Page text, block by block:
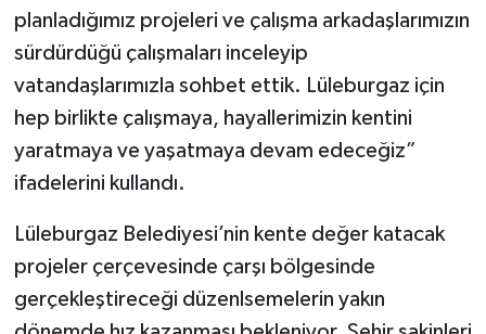
planladığımız projeleri ve çalışma arkadaşlarımızın
sürdürdüğü çalışmaları inceleyip
vatandaşlarımızla sohbet ettik. Lüleburgaz için
hep birlikte çalışmaya, hayallerimizin kentini
yaratmaya ve yaşatmaya devam edeceğiz”
ifadelerini kullandı.
Lüleburgaz Belediyesi’nin kente değer katacak
projeler çerçevesinde çarşı bölgesinde
gerçekleştireceği düzenlsemelerin yakın